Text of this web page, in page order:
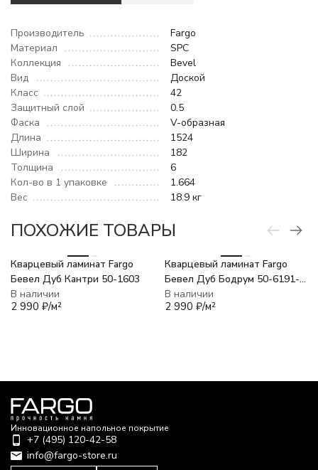
Производитель
Fargo
Материал
SPC
Коллекция
Bevel
Вид
Доской
Класс
42
Защитный слой
0.5
Фаска
V-образная
Длина
1524
Ширина
182
Толщина
6
Кол-во в 1 упаковке
1.664
Вес
18.9 кг
ПОХОЖИЕ ТОВАРЫ
Кварцевый ламинат Fargo
Бевел Дуб Кантри 50-1603
В наличии
2 990 ₽/м²
Кварцевый ламинат Fargo
Бевел Дуб Бодрум 50-6191-
18
В наличии
2 990 ₽/м²
Инновационное напольное покрытие
+7 (495) 120-42-58
info@fargo-store.ru